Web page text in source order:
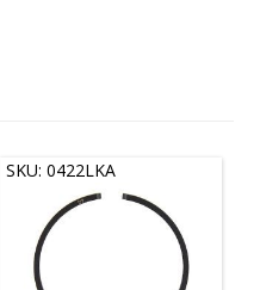
SKU: 0422LKA